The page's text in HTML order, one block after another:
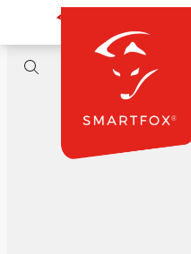
Select Language